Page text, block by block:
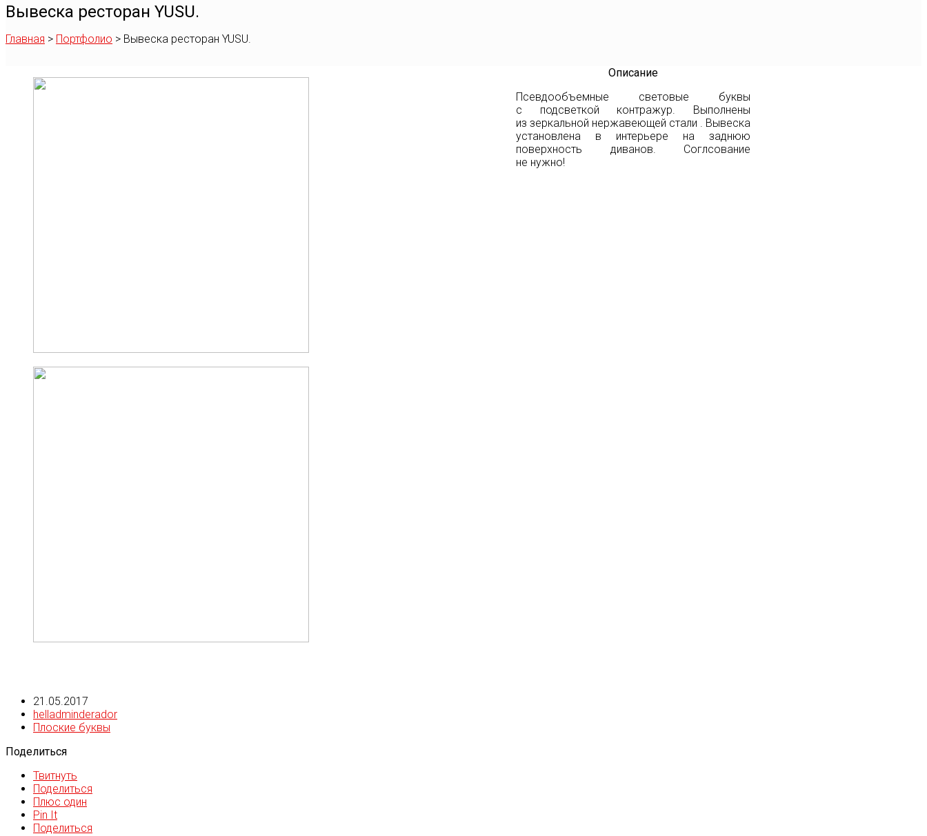
Вывеска ресторан YUSU.
Главная > Портфолио > Вывеска ресторан YUSU.
Описание
Псевдообъемные световые буквы
с подсветкой контражур. Выполнены
из зеркальной нержавеющей стали . Вывеска
установлена в интерьере на заднюю
поверхность диванов. Соглсование
не нужно!
21.05.2017
helladminderador
Плоские буквы
Поделиться
Твитнуть
Поделиться
Плюс один
Pin It
Поделиться